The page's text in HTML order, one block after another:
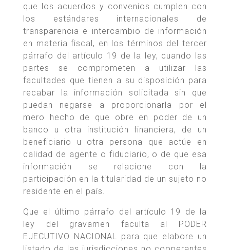
que los acuerdos y convenios cumplen con
los estándares internacionales de
transparencia e intercambio de información
en materia fiscal, en los términos del tercer
párrafo del artículo 19 de la ley, cuando las
partes se comprometen a utilizar las
facultades que tienen a su disposición para
recabar la información solicitada sin que
puedan negarse a proporcionarla por el
mero hecho de que obre en poder de un
banco u otra institución financiera, de un
beneficiario u otra persona que actúe en
calidad de agente o fiduciario, o de que esa
información se relacione con la
participación en la titularidad de un sujeto no
residente en el país.
Que el último párrafo del artículo 19 de la
ley del gravamen faculta al PODER
EJECUTIVO NACIONAL para que elabore un